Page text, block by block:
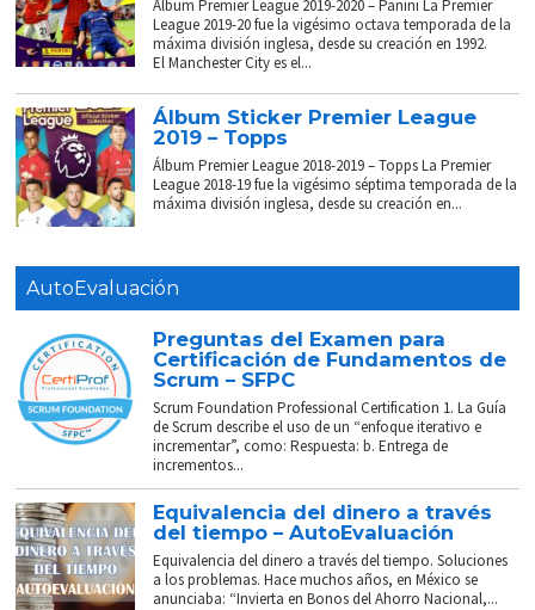
Álbum Premier League 2019-2020 – Panini La Premier
League 2019-20 fue la vigésimo octava temporada de la
máxima división inglesa, desde su creación en 1992.
El Manchester City es el...
Álbum Sticker Premier League
2019 – Topps
Álbum Premier League 2018-2019 – Topps La Premier
League 2018-19 fue la vigésimo séptima temporada de la
máxima división inglesa, desde su creación en...
AutoEvaluación
Preguntas del Examen para
Certificación de Fundamentos de
Scrum – SFPC
Scrum Foundation Professional Certification 1. La Guía
de Scrum describe el uso de un “enfoque iterativo e
incrementar”, como: Respuesta: b. Entrega de
incrementos...
Equivalencia del dinero a través
del tiempo – AutoEvaluación
Equivalencia del dinero a través del tiempo. Soluciones
a los problemas. Hace muchos años, en México se
anunciaba: “Invierta en Bonos del Ahorro Nacional,...